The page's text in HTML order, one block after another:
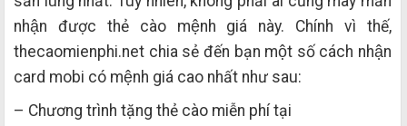
nhận được thẻ cào mệnh giá này. Chính vì thế,
thecaomienphi.net chia sẻ đến bạn một số cách nhận
card mobi có mệnh giá cao nhất như sau:
– Chương trình tặng thẻ cào miễn phí tại